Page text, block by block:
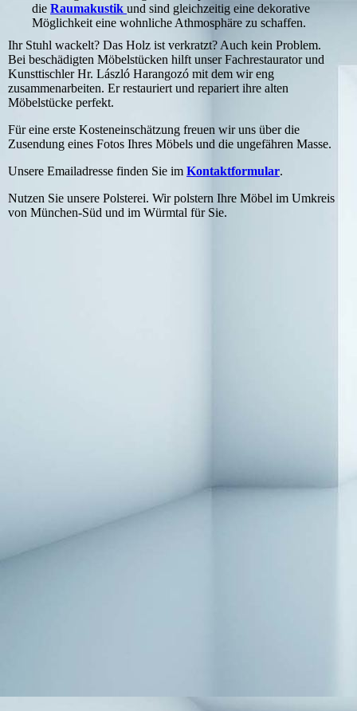
die Raumakustik und sind gleichzeitig eine dekorative
Möglichkeit eine wohnliche Athmosphäre zu schaffen.
Ihr Stuhl wackelt? Das Holz ist verkratzt? Auch kein Problem.
Bei beschädigten Möbelstücken hilft unserFachrestaurator und
Kunsttischler Hr. László Harangozó mit dem wir eng
zusammenarbeiten. Er restauriert und repariert ihre alten
Möbelstücke perfekt.
Für eine erste Kosteneinschätzung freuen wir uns über die
Zusendung eines Fotos Ihres Möbels und die ungefähren Masse.
Unsere Emailadresse finden Sie im Kontaktformular.
Nutzen Sie unsere Polsterei. Wir polstern Ihre Möbel im Umkreis
von München-Süd und im Würmtal für Sie.